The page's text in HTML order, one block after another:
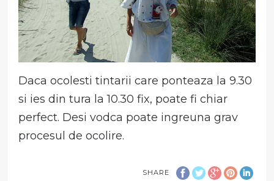
Daca ocolesti tintarii care ponteaza la 9.30
si ies din tura la 10.30 fix, poate fi chiar
perfect. Desi vodca poate ingreuna grav
procesul de ocolire.
SHARE